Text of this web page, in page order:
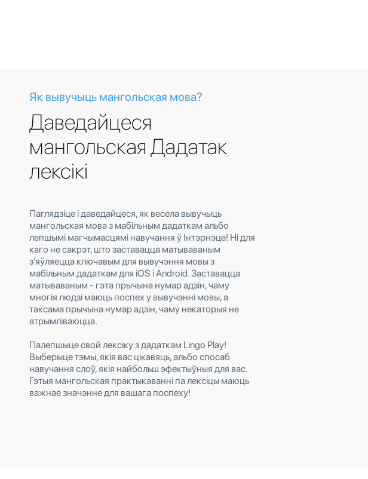
Як вывучыць мангольская мова?
Даведайцеся
мангольская Дадатак
лексікі
Паглядзіце і даведайцеся, як весела вывучыць
мангольская мова з мабільным дадаткам альбо
лепшымі магчымасцямі навучання ў Інтэрнэце! Ні для
каго не сакрэт, што заставацца матываваным
з'яўляецца ключавым для вывучэння мовы з
мабільным дадаткам для iOS і Android. Заставацца
матываваным - гэта прычына нумар адзін, чаму
многія людзі маюць поспех у вывучэнні мовы, а
таксама прычына нумар адзін, чаму некаторыя не
атрымліваюцца.
Палепшыце свой лексіку з дадаткам Lingo Play!
Выберыце тэмы, якія вас цікавяць, альбо спосаб
навучання слоў, якія найбольш эфектыўныя для вас.
Гэтыя мангольская практыкаванні па лексіцы маюць
важнае значэнне для вашага поспеху!